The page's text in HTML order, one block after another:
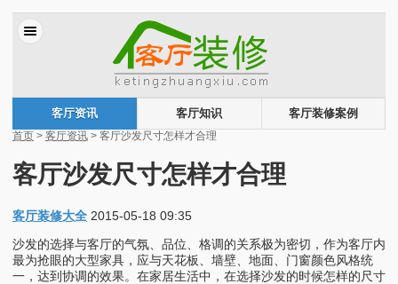
客厅资讯 客厅知识
客厅装修案例
首页 > 客厅资讯 > 客厅沙发尺寸怎样才合理
客厅沙发尺寸怎样才合理
客厅装修大全 2015-05-18 09:35
沙发的选择与客厅的气氛、品位、格调的关系极为密切，作为客厅内
最为抢眼的大型家具，应与天花板、墙壁、地面、门窗颜色风格统
一，达到协调的效果。在家居生活中，在选择沙发的时候怎样的尺寸